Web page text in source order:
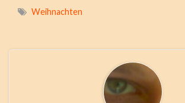
Weihnachten